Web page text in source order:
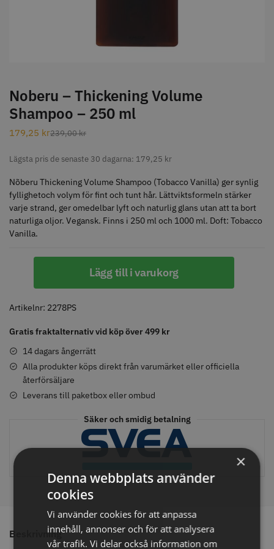
Noberu – Thickening Volume
Shampoo – 250 ml
179,25 kr239,00kr
Lägsta pris de senaste 30 dagarna: 179,25 kr
Nõberu Thickening Volume Shampoo (Tobacco Vanilla) ger synlig
fyllighetoch volym för fint och tunt hår. Lättviktsformeln stärker
varje strand, ger omedelbar lyft och naturlig glans utan att ta bort
naturliga oljor. Vegansk. Finns i 250 ml och 1000 ml. Doft: Tobacco
Vanilla.
Volume
-
250
ml
mängd
Lägg till i varukorg
Artikelnr: 2278PS
Gratis fraktalternativ vid köp över 499 kr
14 dagars ångerrätt
Alla produkter köps direkt från varumärket eller officiella
återförsäljare
Leverans till paketbox eller ombud
Säker och smidig betalning
Beskrivning
Jaguar Klippkam 500
Info Köp
Comair toppapper vikta - 70 mm
59.00 kr
Info
STORSÄLJARE
Solidcos - Klippkappa med
Solidcos Wolf 27T - 5.5" Jaguar saxolja
×
Denna webbplats använder
cookies
Vi använder cookies för att anpassa
innehåll, annonser och för att analysera
vår trafik. Vi delar också information om